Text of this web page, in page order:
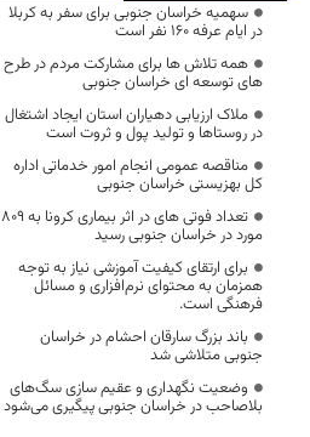
سهمیه خراسان جنوبی برای سفر به کربلا
در ایام عرفه ۱۶۰ نفر است
همه تلاش ها برای مشارکت مردم در طرح
های توسعه ای خراسان جنوبی
ملاک ارزیابی دهیاران استان ایجاد اشتغال
در روستاها و تولید پول و ثروت است
مناقصه عمومی انجام امور خدماتی اداره
کل بهزیستی خراسان جنوبی
تعداد فوتی های در اثر بیماری کرونا به 809
مورد در خراسان جنوبی رسید
برای ارتقای کیفیت آموزشی نیاز به توجه
همزمان به محتوای نرم‌افزاری و مسائل
فرهنگی است.
باند بزرگ سارقان احشام در خراسان
جنوبی متلاشی شد
وضعیت نگهداری و عقیم سازی سگ‌های
بلاصاحب در خراسان جنوبی پیگیری می‌شود